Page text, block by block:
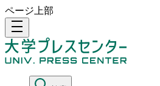
ページ上部
density_medium